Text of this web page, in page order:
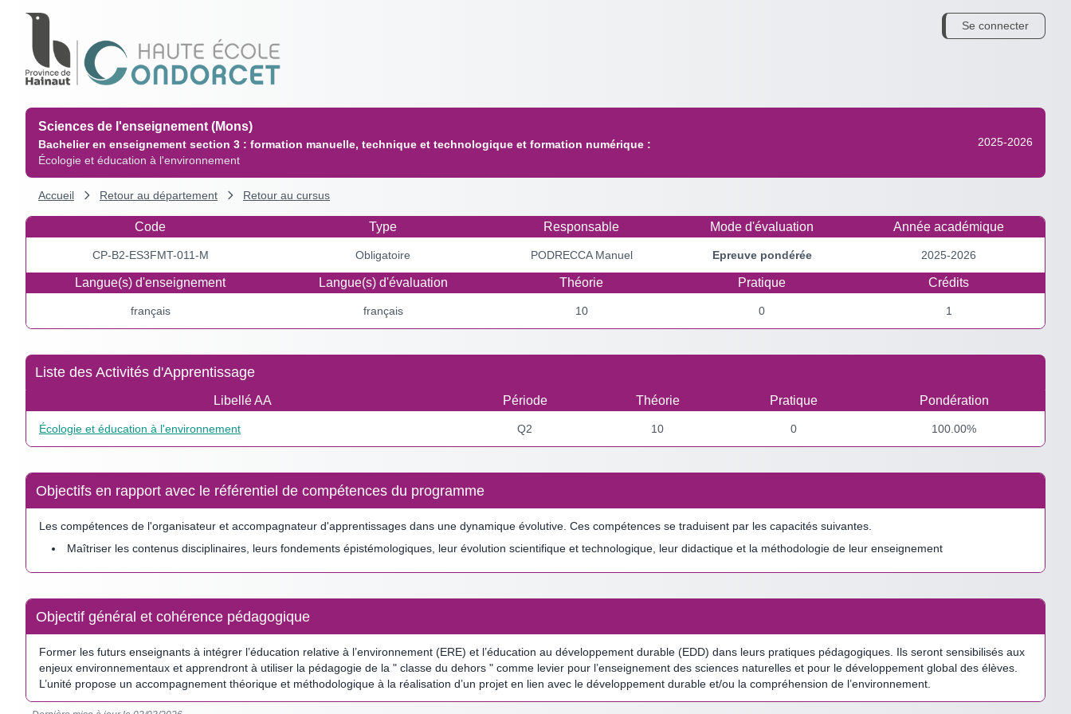
Se connecter
Sciences de l'enseignement (Mons)
Bachelier en enseignement section 3 : formation manuelle, technique et technologique et formation numérique :
Écologie et éducation à l'environnement
2025-2026
Accueil Retour au département Retour au cursus
Code Type Responsable Mode d'évaluation Année académique
CP-B2-ES3FMT-011-M Obligatoire PODRECCA Manuel Epreuve pondérée 2025-2026
Langue(s) d'enseignement Langue(s) d'évaluation Théorie Pratique Crédits
français français 10 0 1
Liste des Activités d'Apprentissage
Libellé AA Période Théorie Pratique Pondération
Écologie et éducation à l'environnement Q2 10 0 100.00%
Objectifs en rapport avec le référentiel de compétences du programme
Les compétences de l'organisateur et accompagnateur d'apprentissages dans une dynamique évolutive. Ces compétences se traduisent par les capacités suivantes.
Maîtriser les contenus disciplinaires, leurs fondements épistémologiques, leur évolution scientifique et technologique, leur didactique et la méthodologie de leur enseignement
Objectif général et cohérence pédagogique
Former les futurs enseignants à intégrer l’éducation relative à l’environnement (ERE) et l’éducation au développement durable (EDD) dans leurs pratiques pédagogiques. Ils seront sensibilisés aux
enjeux environnementaux et apprendront à utiliser la pédagogie de la " classe du dehors " comme levier pour l’enseignement des sciences naturelles et pour le développement global des élèves.
L’unité propose un accompagnement théorique et méthodologique à la réalisation d’un projet en lien avec le développement durable et/ou la compréhension de l’environnement.